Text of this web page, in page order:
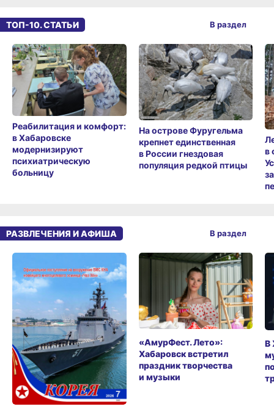
ТОП-10. СТАТЬИ
Реабилитация и комфорт:
в Хабаровске
модернизируют
психиатрическую
больницу
На острове Фуругельма
крепнет единственная
в России гнездовая
популяция редкой птицы
в
В раздел
РАЗВЛЕЧЕНИЯ И АФИША
«АмурФест. Лето»:
Хабаровск встретил
праздник творчества
и музыки
В
В раздел